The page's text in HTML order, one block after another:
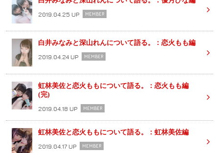
2019.04.25 UP MEMBER
白井みなみと深山れんについて語る。：恋火もも編
2019.04.24 UP MEMBER
虹林美佐と恋火ももについて語る。：恋火もも編
(完)
2019.04.18 UP MEMBER
虹林美佐と恋火ももについて語る。：虹林美佐編
2019.04.17 UP MEMBER